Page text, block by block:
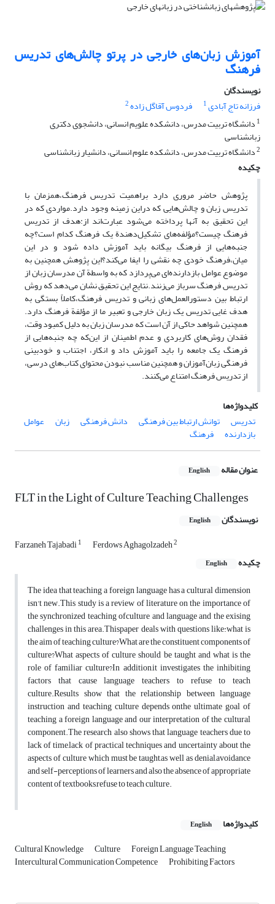
آموزش زبان‌های خارجی در پرتو چالش‌های تدریس
فرهنگ
نویسندگان
فرزانه تاج آبادی1 فردوس آقاگل زاده2
1 دانشگاه تربیت مدرس، دانشکده علویم انسانی، دانشجوی دکتری
زبانشناسی
2دانشگاه تربیت مدرس، دانشکده علوم انسانی، دانشیار زبانشناسی
چکیده
پژوهش حاضر مروری دارد براهمیت تدریس فرهنگ،همزمان با
تدریس زبان و چالش‌هایی که دراین زمینه وجود دارد.مواردی که در
این تحقیق به آنها پرداخته می‌شود عبارت‌اند از:هدف از تدریس
فرهنگ چیست؟مؤلفه‌های تشکیل‌دهندة یک فرهنگ کدام است؟چه
جنبه‌هایی از فرهنگ بیگانه باید آموزش داده شود و در این
میان،فرهنگ خودی چه نقشی را ایفا می‌کند؟این پژوهش همچنین به
موضوع عوامل بازدارنده‌ای می‌پردازد که به واسطة آن مدرسان زبان از
تدریس فرهنگ سرباز می‌زنند.نتایج این تحقیق نشان می‌دهد که روش
ارتباط بین دستورالعمل‌های زبانی و تدریس فرهنگ،کاملاً بستگی به
هدف غایی تدریس یک زبان خارجی و تعبیر ما از مؤلفة فرهنگ دارد.
همچنین شواهد حاکی از آن است که مدرسان زبان به دلیل کمبود وقت،
فقدان روش‌های کاربردی و عدم اطمینان از این‌که چه جنبه‌هایی از
فرهنگ یک جامعه را باید آموزش داد و انکار، اجتناب و خودبینی
فرهنگی زبان‌آموزان و همچنین مناسب نبودن محتوای کتاب‌های درسی،
از تدریس فرهنگ امتناع می‌کنند.
کلیدواژه‌ها
تدریس
توانش ارتباط بین فرهنگی دانش فرهنگی زبان عوامل
بازدارنده فرهنگ
عنوان مقاله English
FLT in the Light of Culture Teaching Challenges
نویسندگان English
Farzaneh Tajabadi1 Ferdows Aghagolzadeh2
چکیده English
The idea that teaching a foreign language has a cultural dimension
isn't new.This study is a review of literature on the importance of
the synchronized teaching ofculture and language and the exising
challenges in this area.Thispaper deals with questions like:what is
the aim of teaching culture?What are the constituent components of
culture?What aspects of culture should be taught and what is the
role of familiar culture?In addition,it investigates the inhibiting
factors that cause language teachers to refuse to teach
culture.Results show that the relationship between language
instruction and teaching culture depends onthe ultimate goal of
teaching a foreign language and our interpretation of the cultural
component.The research also shows that language teachers due to
lack of time,lack of practical techniques and uncertainty about the
aspects of culture which must be taught,as well as denial,avoidance
and self-perceptions of learners and also the absence of appropriate
content of textbooks,refuse to teach culture.
کلیدواژه‌ها English
Cultural Knowledge Culture Foreign Language Teaching
Intercultural Communication Competence Prohibiting Factors